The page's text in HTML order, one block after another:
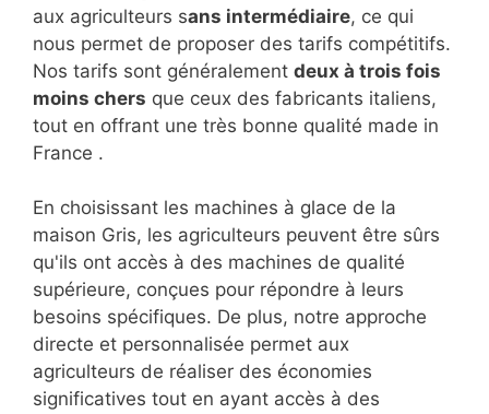
aux agriculteurs sans intermédiaire, ce qui
nous permet de proposer des tarifs compétitifs.
Nos tarifs sont généralement deux à trois fois
moins chers que ceux des fabricants italiens,
tout en offrant une très bonne qualité made in
France .
En choisissant les machines à glace de la
maison Gris, les agriculteurs peuvent être sûrs
qu'ils ont accès à des machines de qualité
supérieure, conçues pour répondre à leurs
besoins spécifiques. De plus, notre approche
directe et personnalisée permet aux
agriculteurs de réaliser des économies
significatives tout en ayant accès à des